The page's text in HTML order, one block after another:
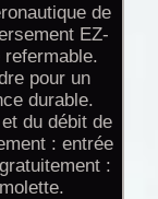
de
EZ-
pour un
durable.
du débit de
: entrée
: